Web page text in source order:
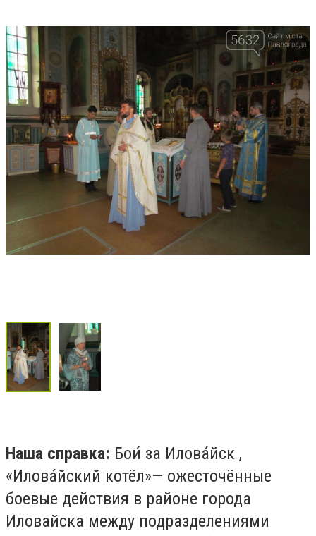
Наша справка: Бои́ за Илова́йск ,
«Илова́йский котёл»— ожесточённые
боевые действия в районе города
Иловайска между подразделениями